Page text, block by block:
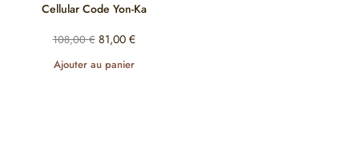
Cellular Code Yon-Ka
108,00€ 81,00 €
Ajouter au panier